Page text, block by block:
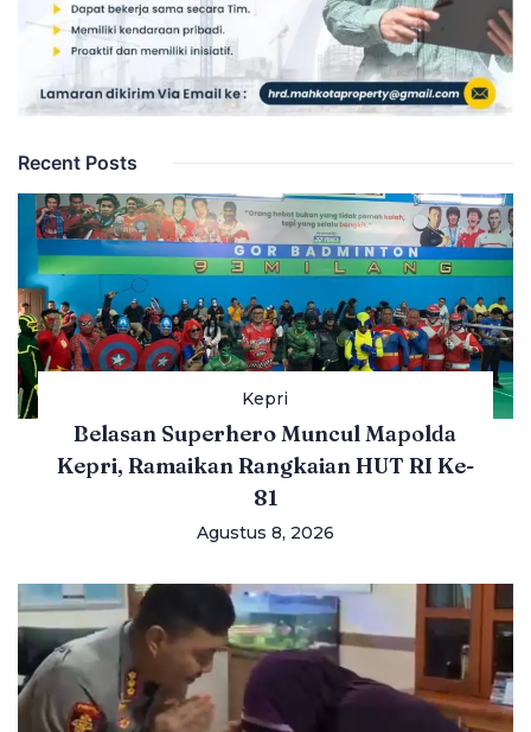
Recent Posts
Kepri
Belasan Superhero Muncul Mapolda
Kepri, Ramaikan Rangkaian HUT RI Ke-
81
Agustus 8, 2026